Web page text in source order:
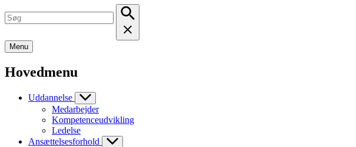
Menu
Hovedmenu
Uddannelse
Medarbejder
Kompetenceudvikling
Ledelse
Ansættelsesforhold